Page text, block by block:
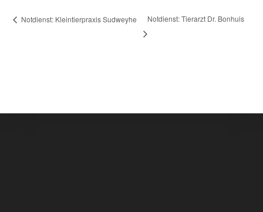
Notdienst: Kleintierpraxis Sudweyhe Notdienst: Tierarzt Dr. Bonhuis